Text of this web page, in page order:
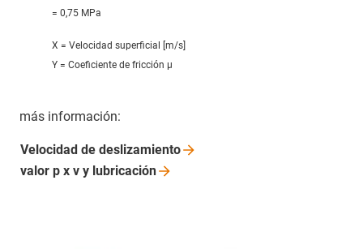
= 0,75 MPa
X = Velocidad superficial [m/s]
Y = Coeficiente de fricción μ
más información:
Velocidad de deslizamiento
valor p x v y lubricación